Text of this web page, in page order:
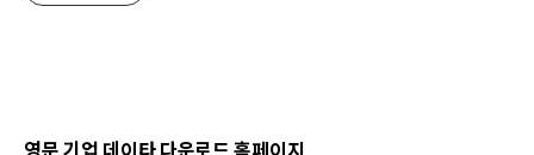
영문 기업 데이타 다운로드 홈페이지